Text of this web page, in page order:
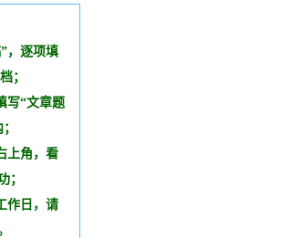
，逐项填
；
写“文章题
上角，看
；
作日，请